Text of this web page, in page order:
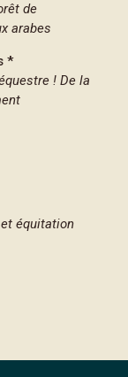
de
arabes
*
! De la
équitation